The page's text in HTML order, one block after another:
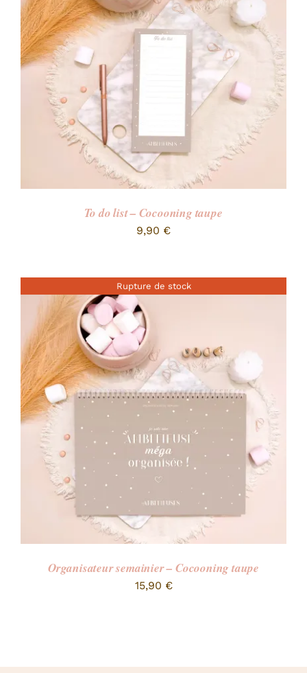
RECHERCHER:
To do list – Cocooning taupe
9,90 €
Rupture de stock
Organisateur semainier – Cocooning taupe
15,90 €